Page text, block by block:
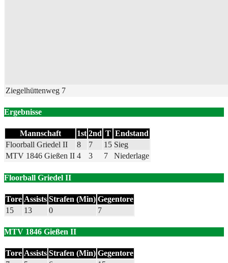
Ziegelhüttenweg 7
Ergebnisse
Mannschaft 1st 2nd T Endstand
Floorball Griedel II
8 7 15 Sieg
MTV 1846 Gießen II 4 3 7 Niederlage
Floorball Griedel II
Tore Assists Strafen (Min) Gegentore
15
13 0 7
MTV 1846 Gießen II
Tore Assists Strafen (Min) Gegentore